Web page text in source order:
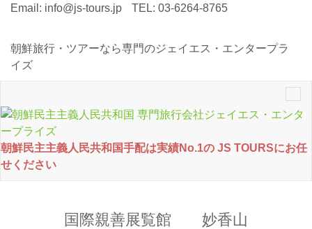
Email: info@js-tours.jp TEL: 03-6264-8765
朝鮮旅行・ツアーなら専門のジェイエス・エンタープラ
イズ
朝鮮民主主義人民共和国手配は実績No.1の JS TOURSにお任
せください
国際親善展覧館 妙香山